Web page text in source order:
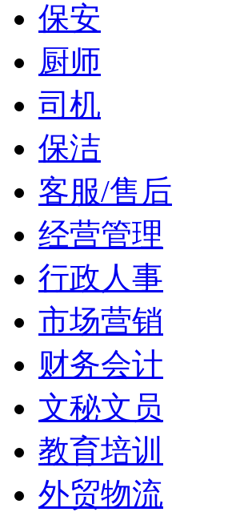
保安
厨师
司机
保洁
客服/售后
经营管理
行政人事
市场营销
财务会计
文秘文员
教育培训
外贸物流